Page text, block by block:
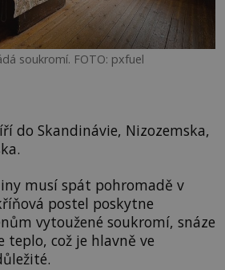
soukromí. FOTO: pxfuel
do Skandinávie, Nizozemska,
musí spát pohromadě v
postel poskytne
vytoužené soukromí, snáze
teplo, což je hlavně ve